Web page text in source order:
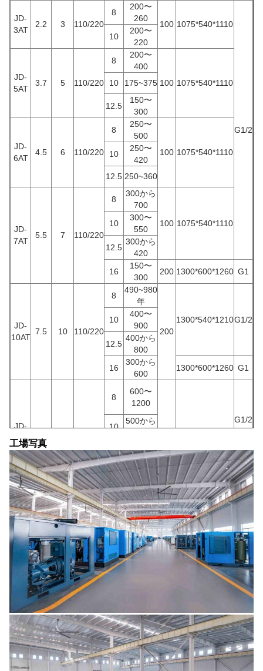
JD-
3AT
2.2 3 110/220
8
200〜
260
100 1075*540*1110
G1/2
10
200〜
220
JD-
5AT
3.7 5 110/220
8
200〜
400
100 1075*540*1110
10 175~375
12.5
150〜
300
JD-
6AT
4.5 6 110/220
8
250〜
500
100 1075*540*1110
10
250〜
420
12.5 250~360
JD-
7AT
5.5 7 110/220
8
300から
700
100 1075*540*1110
10
300〜
550
12.5
300から
420
16
150〜
300
200 1300*600*1260 G1
JD-
10AT
7.5 10 110/220
8
490~980
年
200
1300*540*1210G1/2
10
400〜
900
12.5
400から
800
16
300から
600
1300*600*1260 G1
JD-
12AT
8
600〜
1200
G1/2
10
500から
12.5 425~850
16
350〜
700
G1
工場写真